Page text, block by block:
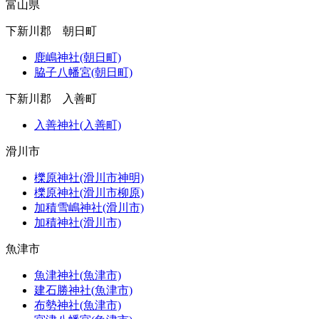
富山県
下新川郡 朝日町
鹿嶋神社(朝日町)
脇子八幡宮(朝日町)
下新川郡 入善町
入善神社(入善町)
滑川市
櫟原神社(滑川市神明)
櫟原神社(滑川市柳原)
加積雪嶋神社(滑川市)
加積神社(滑川市)
魚津市
魚津神社(魚津市)
建石勝神社(魚津市)
布勢神社(魚津市)